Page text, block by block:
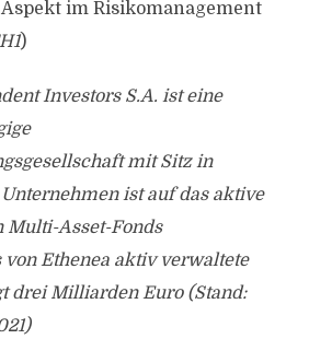
im Risikomanagement
)
Investors S.A. ist eine
mit Sitz in
Unternehmen ist auf das aktive
Multi-Asset-Fonds
von Ethenea aktiv verwaltete
drei Milliarden Euro (Stand: